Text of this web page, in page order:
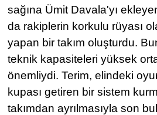
sağına Ümit Davala'yı
da rakiplerin korkulu rüyası
yapan bir takım oluşturdu.
teknik kapasiteleri yüksek
önemliydi. Terim, elindeki
kupası getiren bir sistem
takımdan ayrılmasıyla son